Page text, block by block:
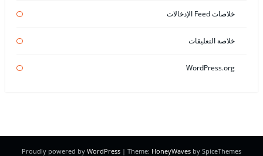
خلاصات Feed الإدخالات
خلاصة التعليقات
WordPress.org
Proudly powered by WordPress | Theme: HoneyWaves by SpiceThemes